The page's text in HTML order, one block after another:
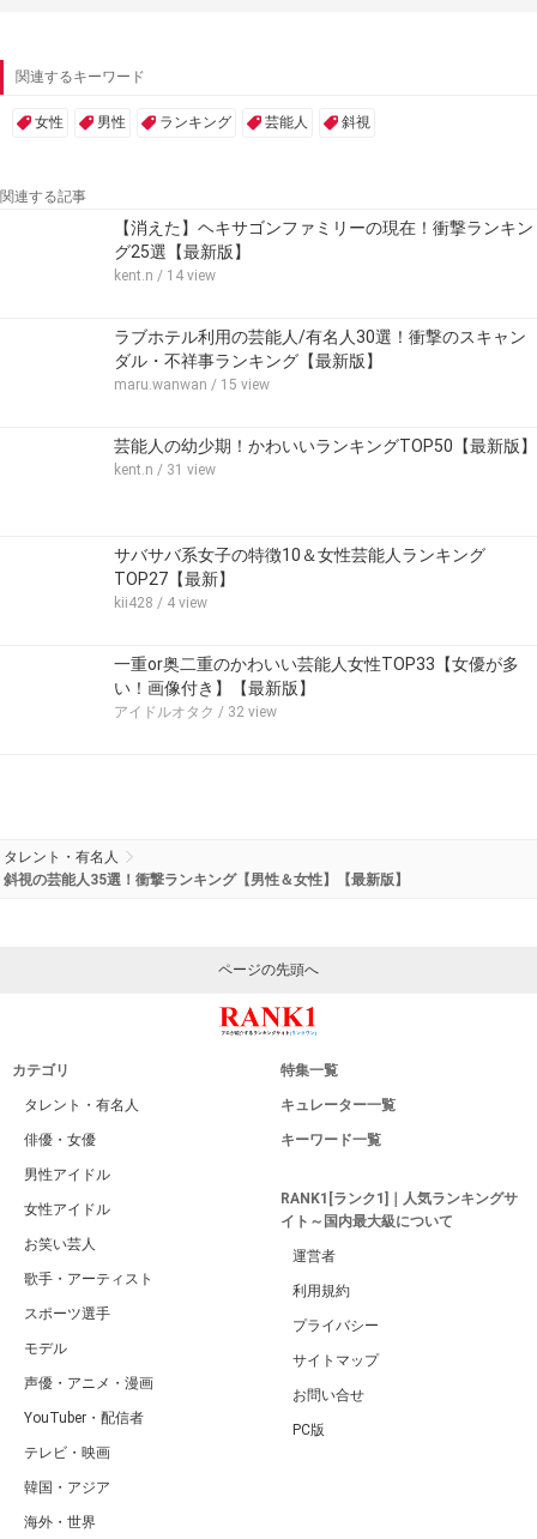
関連するキーワード
女性 男性 ランキング 芸能人 斜視
関連する記事
【消えた】ヘキサゴンファミリーの現在！衝撃ランキン
グ25選【最新版】
kent.n / 14 view
ラブホテル利用の芸能人/有名人30選！衝撃のスキャン
ダル・不祥事ランキング【最新版】
maru.wanwan / 15 view
芸能人の幼少期！かわいいランキングTOP50【最新版】
kent.n / 31 view
サバサバ系女子の特徴10＆女性芸能人ランキング
TOP27【最新】
kii428 / 4 view
一重or奥二重のかわいい芸能人女性TOP33【女優が多
い！画像付き】【最新版】
アイドルオタク / 32 view
タレント・有名人
斜視の芸能人35選！衝撃ランキング【男性＆女性】【最新版】
ページの先頭へ
カテゴリ
タレント・有名人
俳優・女優
男性アイドル
女性アイドル
お笑い芸人
歌手・アーティスト
スポーツ選手
モデル
声優・アニメ・漫画
YouTuber・配信者
テレビ・映画
韓国・アジア
海外・世界
特集一覧
キュレーター一覧
キーワード一覧
RANK1[ランク1]｜人気ランキングサ
イト～国内最大級について
運営者
利用規約
プライバシー
サイトマップ
お問い合せ
PC版